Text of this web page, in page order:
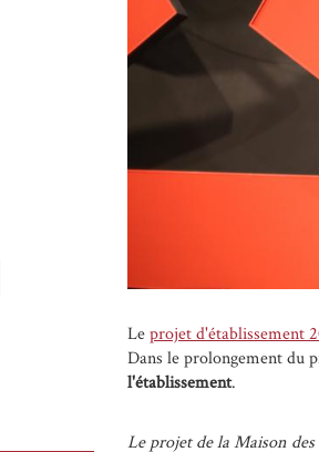
Leprojet d'établissement
Dans le prolongement du
l'établissement.
Le projet de la Maison